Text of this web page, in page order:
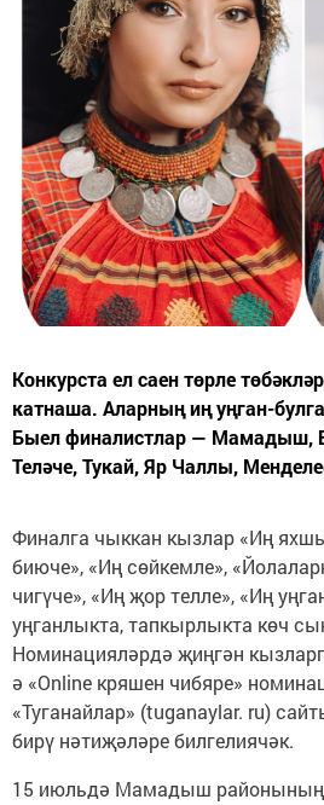
Конкурста ел саен төрле
катнаша. Аларның иң уңган-
Быел финалистлар — Мамадыш,
Теләче, Тукай, Яр Чаллы,
Финалга чыккан кызлар «Иң
биюче», «Иң сөйкемле»,
чигүче», «Иң җор телле», «Иң
уңганлыкта, тапкырлыкта көч
Номинацияләрдә җиңгән
ә «Online кряшен чибяре»
«Туганайлар» (tuganaylar. ru)
бирү нәтиҗәләре билгелиячәк.
15 июльдә Мамадыш